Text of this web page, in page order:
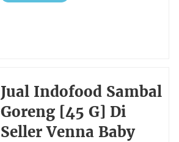
Jual Indofood Sambal
Goreng [45 G] Di
Seller Venna Baby